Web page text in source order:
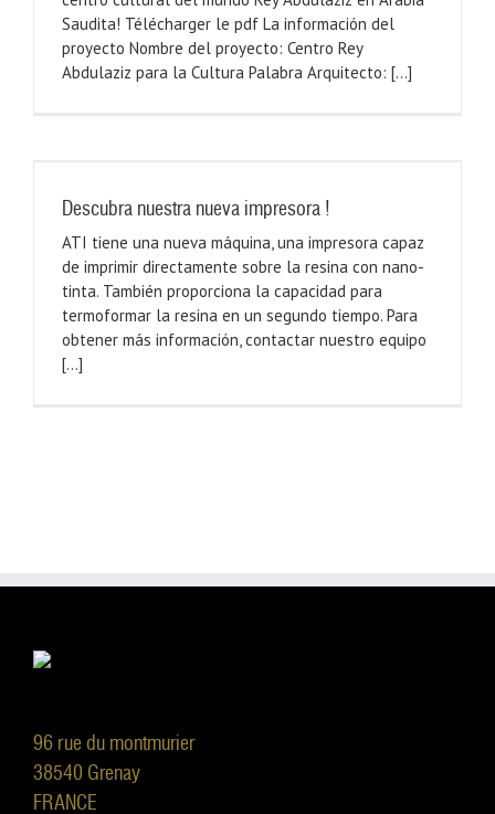
Saudita! Télécharger le pdf La información del
proyecto Nombre del proyecto: Centro Rey
Abdulaziz para la Cultura Palabra Arquitecto: [...]
Descubra nuestra nueva impresora !
ATI tiene una nueva máquina, una impresora capaz
de imprimir directamente sobre la resina con nano-
tinta. También proporciona la capacidad para
termoformar la resina en un segundo tiempo. Para
obtener más información, contactar nuestro equipo
[...]
96 rue du montmurier
38540 Grenay
FRANCE